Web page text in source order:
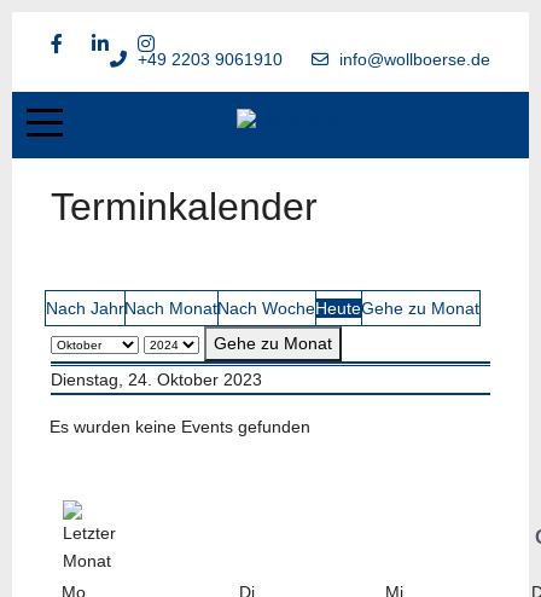
+49 2203 9061910 info@wollboerse.de
Terminkalender
Nach JahrNach MonatNach WocheHeuteGehe zu Monat
Gehe zu Monat
Dienstag, 24. Oktober 2023
Es wurden keine Events gefunden
Mo Di Mi